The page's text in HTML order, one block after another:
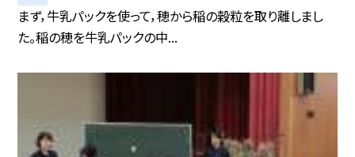
まず，牛乳パックを使って，穂から稲の穀粒を取り離しまし
た。稲の穂を牛乳パックの中...